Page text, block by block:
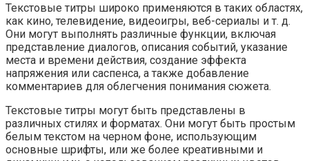
Текстовые титры широко применяются в таких областях,
как кино, телевидение, видеоигры, веб-сериалы и т. д.
Они могут выполнять различные функции, включая
представление диалогов, описания событий, указание
места и времени действия, создание эффекта
напряжения или саспенса, а также добавление
комментариев для облегчения понимания сюжета.
Текстовые титры могут быть представлены в
различных стилях и форматах. Они могут быть простым
белым текстом на черном фоне, использующим
основные шрифты, или же более креативными и